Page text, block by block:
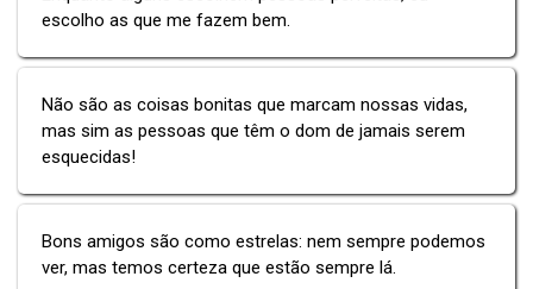
escolho as que me fazem bem.
Não são as coisas bonitas que marcam nossas vidas,
mas sim as pessoas que têm o dom de jamais serem
esquecidas!
Bons amigos são como estrelas: nem sempre podemos
ver, mas temos certeza que estão sempre lá.